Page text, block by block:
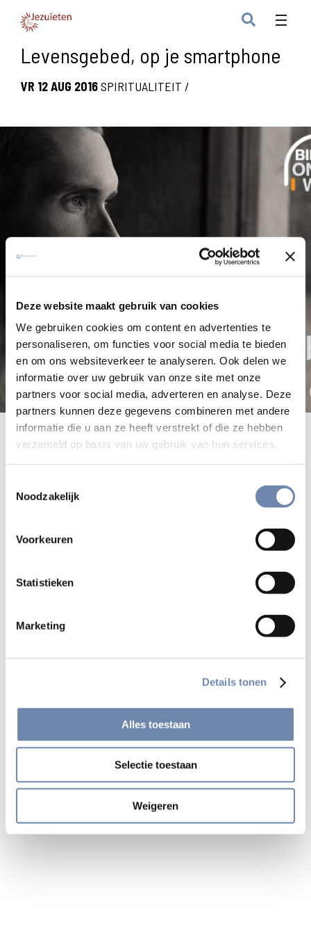
Deze website maakt gebruik van cookies
We gebruiken cookies om content en advertenties te
personaliseren, om functies voor social media te bieden
en om ons websiteverkeer te analyseren. Ook delen we
informatie over uw gebruik van onze site met onze
partners voor social media, adverteren en analyse. Deze
partners kunnen deze gegevens combineren met andere
informatie die u aan ze heeft verstrekt of die ze hebben
verzameld op basis van uw gebruik van hun services.
Noodzakelijk
Voorkeuren
Statistieken
Marketing
Details tonen
Alles toestaan
Selectie toestaan
Weigeren
Levensgebed, op je smartphone
VR 12 AUG 2016SPIRITUALITEIT /
Zeven podcasts over levensgebed
over levensgebed
Levensgebed voor kinderen
Levensgebed voor volwassenen
(korte en uitgebreide
Levensgebed met focus op een aandachtspunt
van de jezuïeten in de Lage Landen.
Bekijk alle nieuwsberichten
Deel